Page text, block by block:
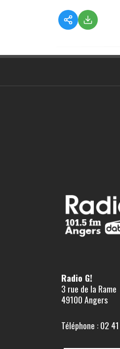
Radio G!
3 rue de la Rame
49100 Angers
Téléphone : 02